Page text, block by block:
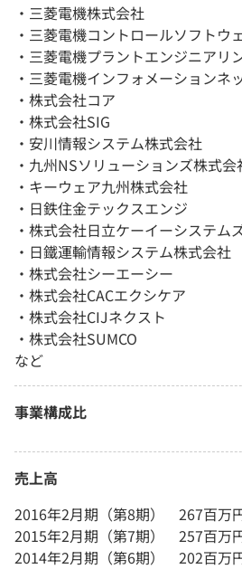
・三菱電機株式会社
・三菱電機コントロールソフトウ
・三菱電機プラントエンジニアリ
・三菱電機インフォメーションネ
・株式会社コア
・株式会社SIG
・安川情報システム株式会社
・九州NSソリューションズ株式会
・キーウェア九州株式会社
・日鉄住金テックスエンジ
・株式会社日立ケーイーシステム
・日鐵運輸情報システム株式会社
・株式会社シーエーシー
・株式会社CACエクシケア
・株式会社CIJネクスト
・株式会社SUMCO
など
事業構成比
売上高
2016年2月期（第8期） 267百万
2015年2月期（第7期） 257百万
2014年2月期（第6期） 202百万